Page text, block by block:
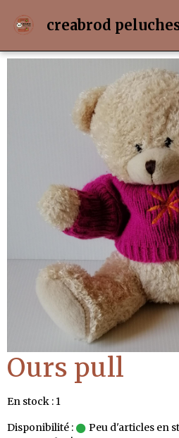
creabrod
Ours pull
En stock : 1
Disponibilité :
Peu d'articles en